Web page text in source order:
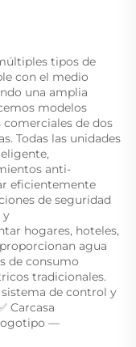
tipos de
con el medio
una amplia
modelos
comerciales de dos
Todas las unidades
anti-
eficientemente
de seguridad
y
hogares, hoteles,
agua
de consumo
tradicionales.
de control y
Carcasa
logotipo —